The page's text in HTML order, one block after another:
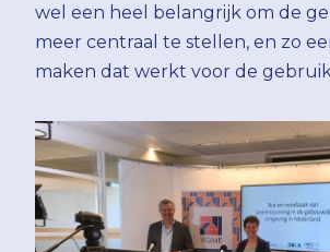
wel een heel belangrijk om de
meer centraal te stellen, en zo
maken dat werkt voor de